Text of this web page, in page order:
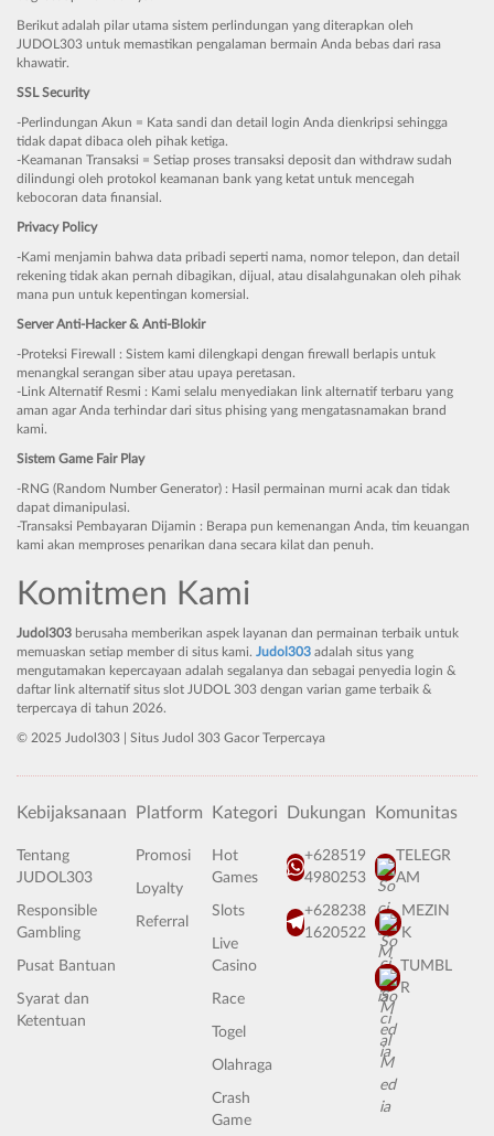
Berikut adalah pilar utama sistem perlindungan yang diterapkan oleh
JUDOL303 untuk memastikan pengalaman bermain Anda bebas dari rasa
khawatir.
SSL Security
-Perlindungan Akun = Kata sandi dan detail login Anda dienkripsi sehingga
tidak dapat dibaca oleh pihak ketiga.
-Keamanan Transaksi = Setiap proses transaksi deposit dan withdraw sudah
dilindungi oleh protokol keamanan bank yang ketat untuk mencegah
kebocoran data finansial.
Privacy Policy
-Kami menjamin bahwa data pribadi seperti nama, nomor telepon, dan detail
rekening tidak akan pernah dibagikan, dijual, atau disalahgunakan oleh pihak
mana pun untuk kepentingan komersial.
Server Anti-Hacker & Anti-Blokir
-Proteksi Firewall : Sistem kami dilengkapi dengan firewall berlapis untuk
menangkal serangan siber atau upaya peretasan.
-Link Alternatif Resmi : Kami selalu menyediakan link alternatif terbaru yang
aman agar Anda terhindar dari situs phising yang mengatasnamakan brand
kami.
Sistem Game Fair Play
-RNG (Random Number Generator) : Hasil permainan murni acak dan tidak
dapat dimanipulasi.
-Transaksi Pembayaran Dijamin : Berapa pun kemenangan Anda, tim keuangan
kami akan memproses penarikan dana secara kilat dan penuh.
Komitmen Kami
Judol303 berusaha memberikan aspek layanan dan permainan terbaik untuk
memuaskan setiap member di situs kami. Judol303 adalah situs yang
mengutamakan kepercayaan adalah segalanya dan sebagai penyedia login &
daftar link alternatif situs slot JUDOL 303 dengan varian game terbaik &
terpercaya di tahun 2026.
© 2025 Judol303 | Situs Judol 303 Gacor Terpercaya
Kebijaksanaan
Tentang
JUDOL303
Responsible
Gambling
Pusat Bantuan
Syarat dan
Ketentuan
Platform
Promosi
Loyalty
Referral
Kategori
Hot
Games
Slots
Live
Casino
Race
Togel
Olahraga
Crash
Game
Dukungan
+628519
4980253
+628238
1620522
Komunitas
TELEGR
AM
MEZIN
K
TUMBL
R